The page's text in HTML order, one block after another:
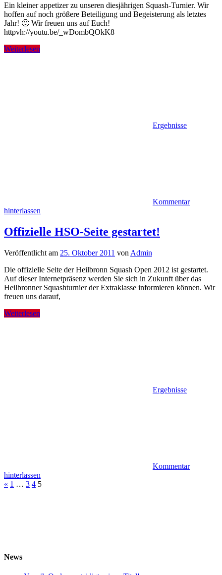
Ein kleiner appetizer zu unseren diesjährigen Squash-Turnier. Wir
hoffen auf noch größere Beteiligung und Begeisterung als letztes
Jahr! 🙂 Wir freuen uns auf Euch!
httpvh://youtu.be/_wDombQOkK8
Weiterlesen
Ergebnisse
Kommentar
hinterlassen
Offizielle HSO-Seite gestartet!
Veröffentlicht am 25. Oktober 2011 von Admin
Die offizielle Seite der Heilbronn Squash Open 2012 ist gestartet.
Auf dieser Internetpräsenz werden Sie sich in Zukunft über das
Heilbronner Squashturnier der Extraklasse informieren können. Wir
freuen uns darauf,
Weiterlesen
Ergebnisse
Kommentar
hinterlassen
Seitennummerierung
« Vorherige
1 … 3 4 5
News